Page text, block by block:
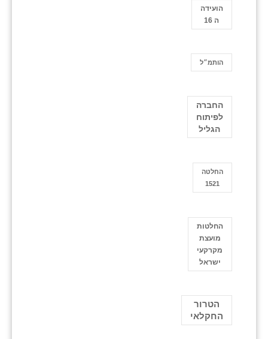
הועידה
ה 16
הותמ״ל
החברה
לפיתוח
הגליל
החלטה
1521
החלטות
מועצת
מקרקעי
ישראל
הטרור
החקלאי